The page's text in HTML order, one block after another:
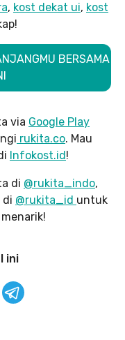
, kost dekat ui, kost
BERSAMA
via Google Play
rukita.co. Mau
Infokost.id !
di @rukita_indo,
di @rukita_id untuk
ini